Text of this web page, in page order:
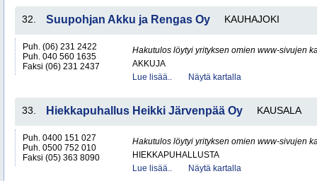
32. Suupohjan Akku ja Rengas Oy KAUHAJOKI
Puh. (06) 231 2422
Puh. 040 560 1635
Faksi (06) 231 2437
Hakutulos löytyi yrityksen omien www-sivujen
AKKUJA
Lue lisää..
Näytä kartalla
33. Hiekkapuhallus Heikki Järvenpää Oy KAUSALA
Puh. 0400 151 027
Puh. 0500 752 010
Faksi (05) 363 8090
Hakutulos löytyi yrityksen omien www-sivujen
HIEKKAPUHALLUSTA
Lue lisää..
Näytä kartalla